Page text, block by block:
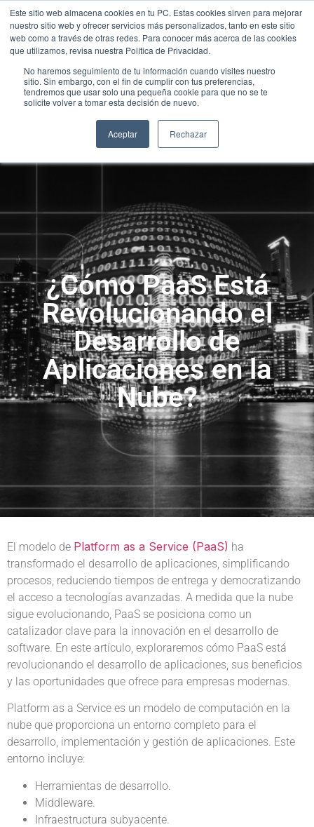
Este sitio web almacena cookies en tu PC. Estas cookies sirven para mejorar
nuestro sitio web y ofrecer servicios más personalizados, tanto en este sitio
web como a través de otras redes. Para conocer más acerca de las cookies
que utilizamos, revisa nuestra Política de Privacidad.
No haremos seguimiento de tu información cuando visites nuestro
sitio. Sin embargo, con el fin de cumplir con tus preferencias,
tendremos que usar solo una pequeña cookie para que no se te
solicite volver a tomar esta decisión de nuevo.
Aceptar Rechazar
¿Cómo PaaS Está
Revolucionando el
Desarrollo de
Aplicaciones en la
Nube?
El modelo de Platform as a Service (PaaS) ha
transformado el desarrollo de aplicaciones, simplificando
procesos, reduciendo tiempos de entrega y democratizando
el acceso a tecnologías avanzadas. A medida que la nube
sigue evolucionando, PaaS se posiciona como un
catalizador clave para la innovación en el desarrollo de
software. En este artículo, exploraremos cómo PaaS está
revolucionando el desarrollo de aplicaciones, sus beneficios
y las oportunidades que ofrece para empresas modernas.
Platform as a Service es un modelo de computación en la
nube que proporciona un entorno completo para el
desarrollo, implementación y gestión de aplicaciones. Este
entorno incluye:
Herramientas de desarrollo.
Middleware.
Infraestructura subyacente.